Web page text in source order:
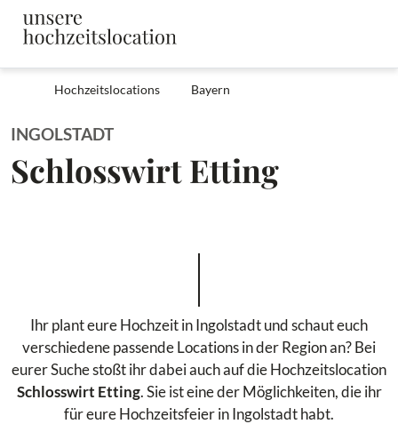
Hochzeitslocations Bayern
INGOLSTADT
Schlosswirt Etting
Ihr plant eure Hochzeit in Ingolstadt und schaut euch
verschiedene passende Locations in der Region an? Bei
eurer Suche stoßt ihr dabei auch auf die Hochzeitslocation
Schlosswirt Etting. Sie ist eine der Möglichkeiten, die ihr
für eure Hochzeitsfeier in Ingolstadt habt.